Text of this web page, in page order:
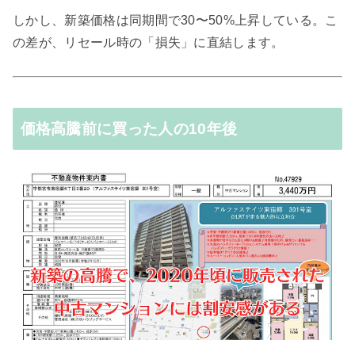
しかし、新築価格は同期間で30〜50%上昇している。こ
の差が、リセール時の「損失」に直結します。
価格高騰前に買った人の10年後